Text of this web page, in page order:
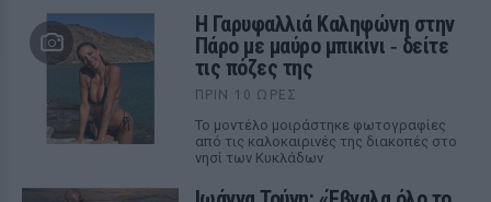
Η Γαρυφαλλιά Καληφώνη στην
Πάρο με μαύρο μπικίνι ‑ δείτε
τις πόζες της
ΠΡΙΝ 10 ΏΡΕΣ
Το μοντέλο μοιράστηκε φωτογραφίες
από τις καλοκαιρινές της διακοπές στο
νησί των Κυκλάδων